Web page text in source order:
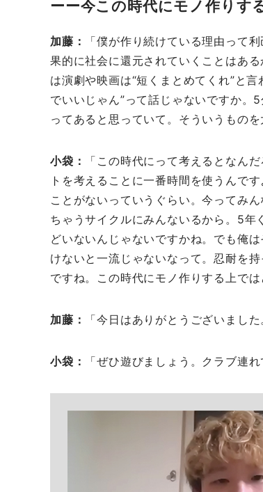
今この時代にモノ作りす
加藤
「僕が作り続けている理由って
果的に社会に還元されていくことはあ
は演劇や映画は“短くまとめてくれ”と
でいいじゃん”って話じゃないですか。
ってあると思っていて。そういうもの
小袋
「この時代にって考えるとなん
トを考えることに一番時間を使うんで
ことがないっていうぐらい。今ってみ
ちゃうサイクルにみんないるから。5年
どいないんじゃないですかね。でも俺
けないと一流じゃないなって。忍耐を
ですね。この時代にモノ作りする上で
加藤 「今日はありがとうございまし
小袋 「ぜひ遊びましょう。クラブ連